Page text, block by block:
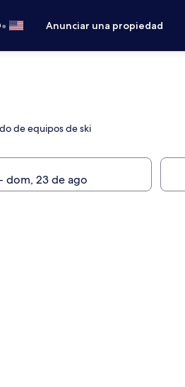
• Anunciar una propiedad
de equipos de ski